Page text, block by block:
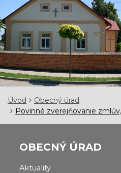
Úvod
Obecný úrad
Povinné zverejňovanie
OBECNÝ ÚRAD
Aktuality